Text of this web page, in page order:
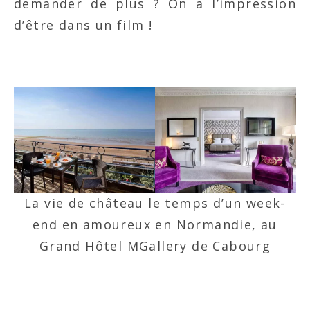
d’être dans un film !
La vie de château le temps d’un week-
end en amoureux en Normandie, au
Grand Hôtel MGallery de Cabourg